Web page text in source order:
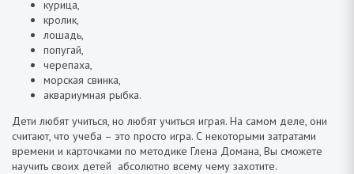
курица,
кролик,
лошадь,
попугай,
черепаха,
морская свинка,
аквариумная рыбка.
Дети любят учиться, но любят учиться играя. На самом деле, они
считают, что учеба – это просто игра. С некоторыми затратами
времени и карточками по методике Глена Домана, Вы сможете
научить своих детей абсолютно всему чему захотите.